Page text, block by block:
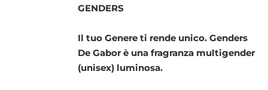
GENDERS
Il tuo Genere ti rende unico. Genders
De Gabor è una fragranza multigender
(unisex) luminosa.